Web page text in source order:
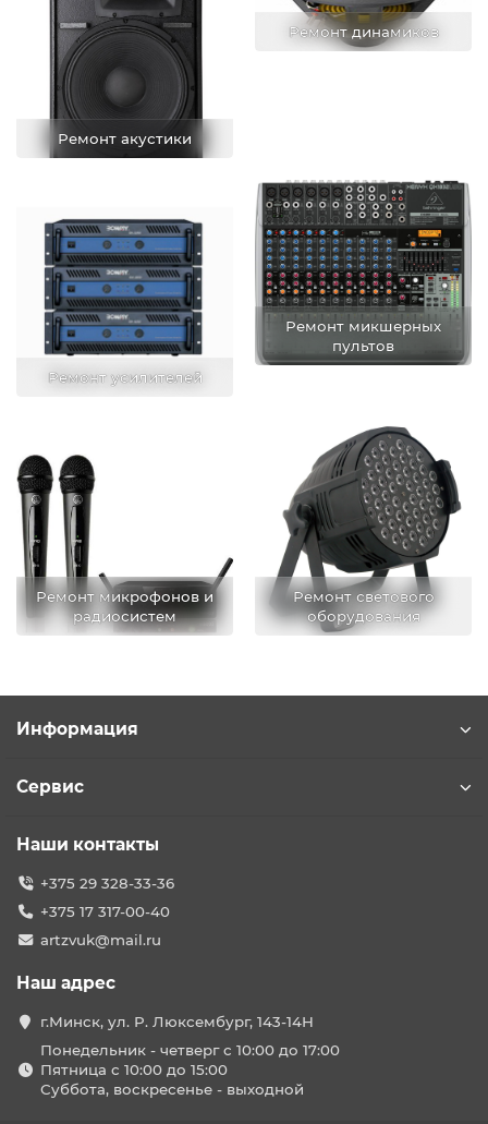
Ремонт акустики
Ремонт динамиков
Ремонт усилителей
Ремонт микшерных
пультов
Ремонт микрофонов и
радиосистем
Ремонт светового
оборудования
Информация
Сервис
Наши контакты
+375 29 328-33-36
+375 17 317-00-40
artzvuk@mail.ru
Наш адрес
г.Минск, ул. Р. Люксембург, 143-14Н
Понедельник - четверг с 10:00 до 17:00
Пятница с 10:00 до 15:00
Суббота, воскресенье - выходной